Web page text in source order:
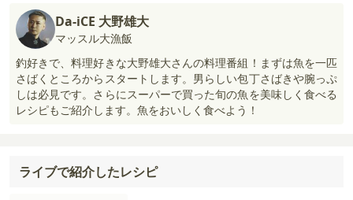
Da-iCE 大野雄大
マッスル大漁飯
釣好きで、料理好きな大野雄大さんの料理番組！まずは魚を一匹
さばくところからスタートします。男らしい包丁さばきや腕っぷ
しは必見です。さらにスーパーで買った旬の魚を美味しく食べる
レシピもご紹介します。魚をおいしく食べよう！
ライブで紹介したレシピ